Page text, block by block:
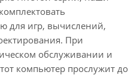
для игр, вычислений,
При
обслуживании и
компьютер прослужит до